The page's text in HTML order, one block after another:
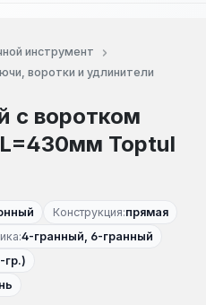
инструмент
воротки и удлинители
с воротком
Toptul
Конструкция:прямая
4-гранный, 6-гранный
гр.)